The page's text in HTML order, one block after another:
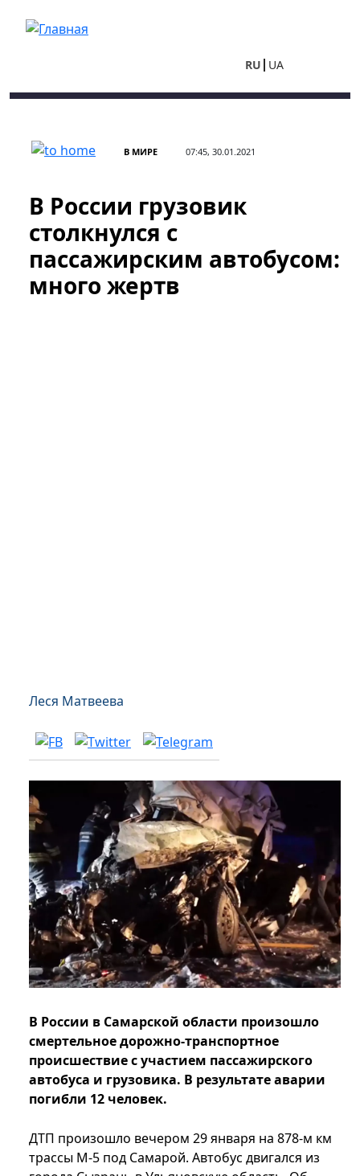
RU UA
В МИРЕ 07:45, 30.01.2021
В России грузовик
столкнулся с
пассажирским автобусом:
много жертв
Леся Матвеева
В России в Самарской области произошло
смертельное дорожно-транспортное
происшествие с участием пассажирского
автобуса и грузовика. В результате аварии
погибли 12 человек.
ДТП произошло вечером 29 января на 878-м км
трассы М-5 под Самарой. Автобус двигался из